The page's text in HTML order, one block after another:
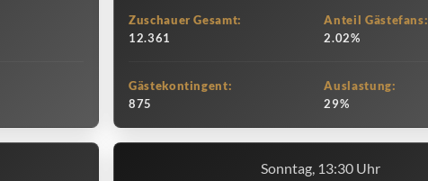
Zuschauer Gesamt:
12.361
Anteil Gästefans:
2.02%
Gästekontingent:
875
Auslastung:
29%
Sonntag, 13:30 Uhr